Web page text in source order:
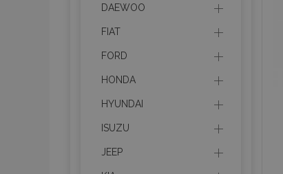
DAEWOO
FIAT
FORD
HONDA
HYUNDAI
ISUZU
JEEP